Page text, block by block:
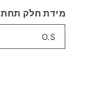
מידת חלק